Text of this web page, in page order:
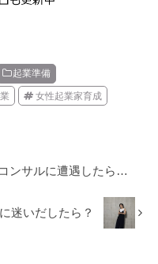
起業準備
女性起業家育成
ンサルに遭遇したら…
迷いだしたら？